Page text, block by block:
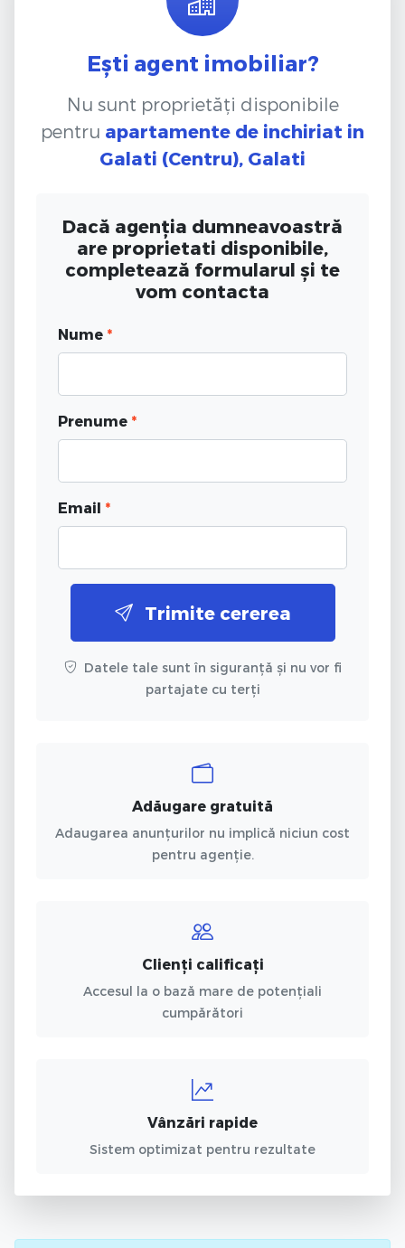
Ești agent imobiliar?
Nu sunt proprietăți disponibile
pentru apartamente de inchiriat in
Galati (Centru), Galati
Dacă agenția dumneavoastră
are proprietati disponibile,
completează formularul și te
vom contacta
Nume *
Prenume *
Email *
Trimite cererea
Datele tale sunt în siguranță și nu vor fi
partajate cu terți
Adăugare gratuită
Adaugarea anunțurilor nu implică niciun cost
pentru agenție.
Clienți calificați
Accesul la o bază mare de potențiali
cumpărători
Vânzări rapide
Sistem optimizat pentru rezultate